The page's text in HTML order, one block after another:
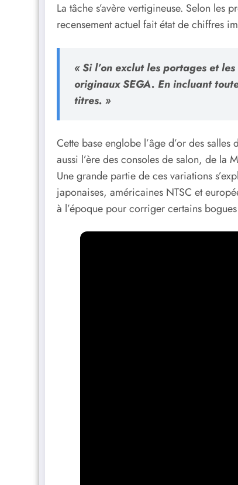
La tâche s’avère vertigineuse. Selon les
recensement actuel fait état de chiffres
« Si l’on exclut les portages et
originaux SEGA. En incluant
titres. »
Cette base englobe l’âge d’or des
aussi l’ère des consoles de salon, de la
Une grande partie de ces variations
japonaises, américaines NTSC et
à l’époque pour corriger certains